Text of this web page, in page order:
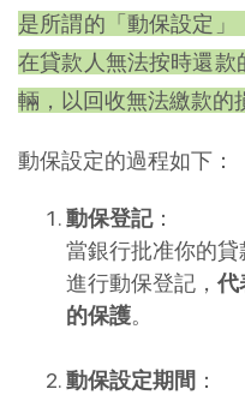
是所謂的「動保設定
在貸款人無法按時還
輛，以回收無法繳款的
動保設定的過程如下：
動保登記：
當銀行批准你的
進行動保登記， 代
的保護。
動保設定期間 ：